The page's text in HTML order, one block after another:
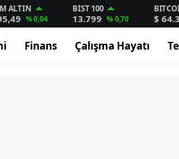
ALTIN
% 0,04
BIST 100
13.799 % 0,70 $
Finans Çalışma Hayatı